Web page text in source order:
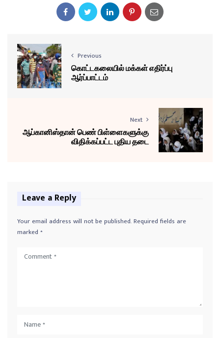
Previous
கொட்டகலையில் மக்கள் எதிர்ப்பு
ஆர்ப்பாட்டம்
Next
ஆப்கானிஸ்தான் பெண் பிள்ளைகளுக்கு
விதிக்கப்பட்ட புதிய தடை
Leave a Reply
Your email address will not be published.Required fields are
marked *